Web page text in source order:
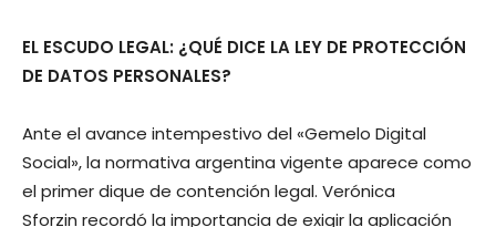
EL ESCUDO LEGAL: ¿QUÉ DICE LA LEY DE PROTECCIÓN
DE DATOS PERSONALES?
Ante el avance intempestivo del «Gemelo Digital
Social», la normativa argentina vigente aparece como
el primer dique de contención legal. Verónica
Sforzin recordó la importancia de exigir la aplicación